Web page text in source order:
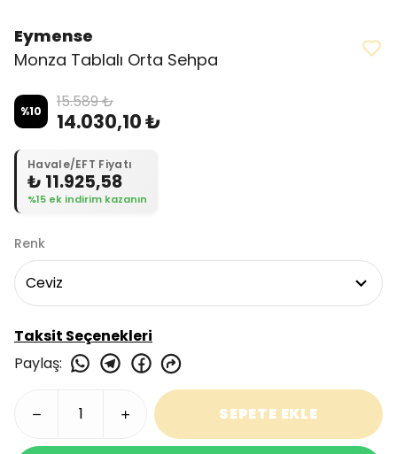
Eymense
Monza Tablalı Orta Sehpa
%10 15.589 ₺
14.030,10 ₺
Havale/EFT Fiyatı
₺ 11.925,58
%15 ek indirim kazanın
Renk
Taksit Seçenekleri
Paylaş:
SEPETE EKLE